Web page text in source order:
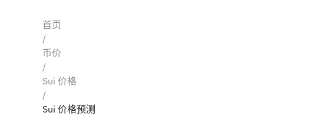
首页
/
币价
/
Sui 价格
/
Sui 价格预测